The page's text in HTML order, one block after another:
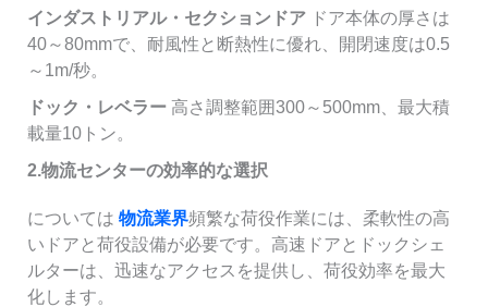
インダストリアル・セクションドアドア本体の厚さは
40～80mmで、耐風性と断熱性に優れ、開閉速度は0.5
～1m/秒。
ドック・レベラー 高さ調整範囲300～500mm、最大積
載量10トン。
2.物流センターの効率的な選択
については 物流業界頻繁な荷役作業には、柔軟性の高
いドアと荷役設備が必要です。高速ドアとドックシェ
ルターは、迅速なアクセスを提供し、荷役効率を最大
化します。